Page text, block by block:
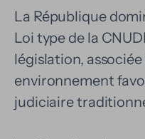
La République
Loi type de la
législation,
environnement
judiciaire